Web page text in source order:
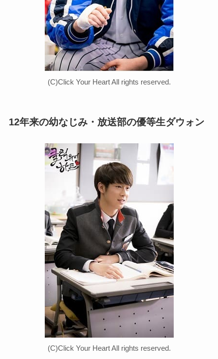
(C)Click Your Heart All rights reserved.
12年来の幼なじみ・放送部の優等生ダウォン
(C)Click Your Heart All rights reserved.